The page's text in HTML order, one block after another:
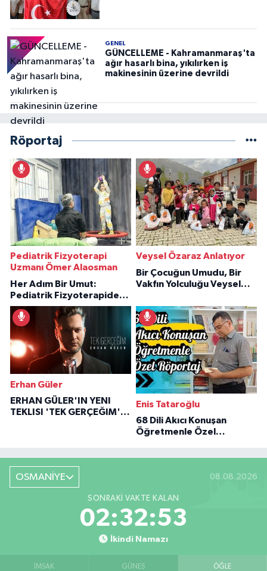
GENEL
GÜNCELLEME - Kahramanmaraş'ta
ağır hasarlı bina, yıkılırken iş
makinesinin üzerine devrildi
Röportaj
Pediatrik Fizyoterapi
Uzmanı Ömer Alaosman
Her Adım Bir Umut:
Pediatrik Fizyoterapiden
İlham Veren Hikâyeler
Veysel Özaraz Anlatıyor
Bir Çocuğun Umudu, Bir
Vakfın Yolculuğu Veysel
Erhan Güler
ERHAN GÜLER'IN YENI
TEKLISI 'TEK GERÇEĞIM'LE
Enis Tataroğlu
68 Dili Akıcı Konuşan
Öğretmenle Özel
OSMANİYE 08.08.2026
SONRAKI VAKTE KALAN
02:32:52
İkindi Namazı
İMSAK GÜNEŞ ÖĞLE